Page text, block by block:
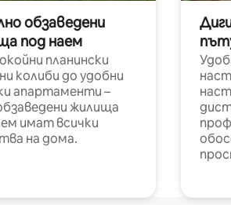
обзаведени
под наем
планински
колиби до удобни
апартаменти –
жилища
имат всички
на дома.